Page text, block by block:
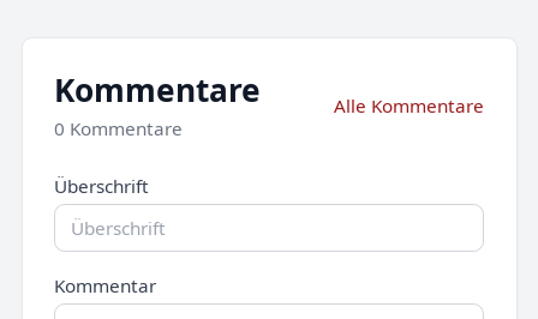
Kommentare
0 Kommentare
Alle Kommentare
Überschrift
Kommentar